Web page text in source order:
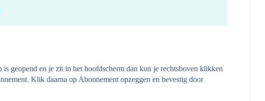
geopend en je zit in het hoofdscherm dan kun je rechtsboven klikken
Klik daarna op Abonnement opzeggen en bevestig door